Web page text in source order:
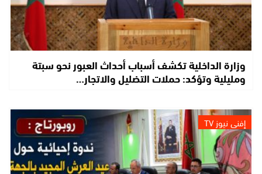
وزارة الداخلية تكشف أسباب أحداث العبور نحو سبتة
ومليلية وتؤكد: حملات التضليل والاتجار…
إفني نيوز TV